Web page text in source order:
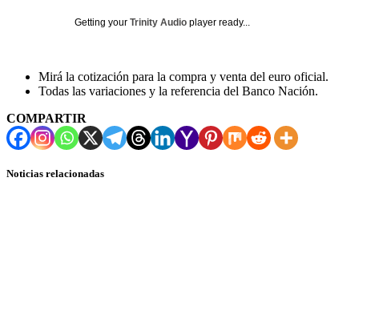
Getting your Trinity Audio player ready...
Mirá la cotización para la compra y venta del euro oficial.
Todas las variaciones y la referencia del Banco Nación.
COMPARTIR
Noticias relacionadas